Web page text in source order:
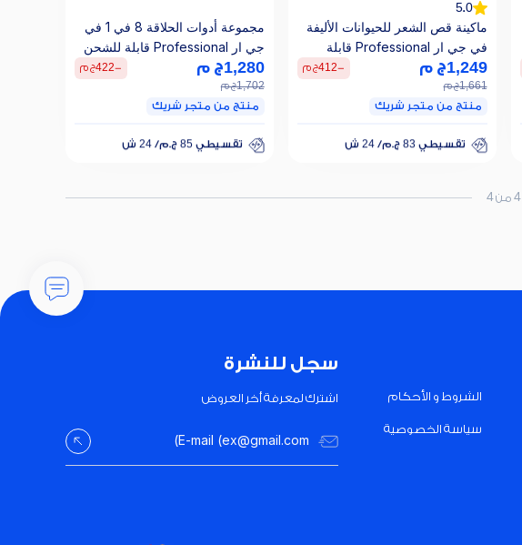
5.0
ماكينة قص الشعر للحيوانات الأليفة
في جي ار Professional قابلة
للشحن ، فضي - V-201
1,249ج م
1,661ج م
-
412ج م
منتج من متجر شريك
تقسيطي 83 ج.م/ 24 ش
مجموعة أدوات الحلاقة 8 في 1 في
جي ار Professional قابلة للشحن
للاستعمال الرطب والجاف، ذهبي -
V-110
1,280ج م
1,702ج م
-
422ج م
منتج من متجر شريك
تقسيطي 85 ج.م/ 24 ش
4 من 4
الشروط و الأحكام
سياسة الخصوصية
سجل للنشرة
اشترك لمعرفة أخر العروض